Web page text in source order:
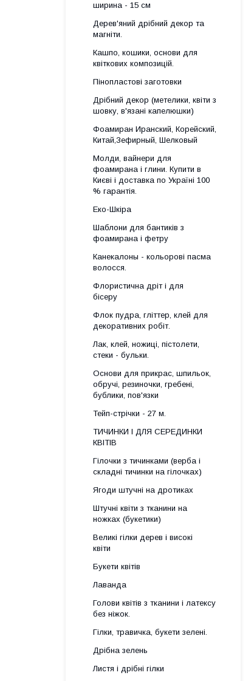
ширина - 15 см
Дерев'яний дрібний декор та
магніти.
Кашпо, кошики, основи для
квіткових композицій.
Пінопластові заготовки
Дрібний декор (метелики, квіти з
шовку, в'язані капелюшки)
Фоамиран Иранский, Корейский,
Китай,Зефирный, Шелковый
Молди, вайнери для
фоамирана і глини. Купити в
Києві і доставка по Україні 100
% гарантія.
Еко-Шкіра
Шаблони для бантиків з
фоамирана і фетру
Канекалоны - кольорові пасма
волосся.
Флористична дріт і для
бісеру
Флок пудра, гліттер, клей для
декоративних робіт.
Лак, клей, ножиці, пістолети,
стеки - бульки.
Основи для прикрас, шпильок,
обручі, резиночки, гребені,
бублики, пов'язки
Тейп-стрічки - 27 м.
ТИЧИНКИ І ДЛЯ СЕРЕДИНКИ
КВІТІВ
Гілочки з тичинками (верба і
складні тичинки на гілочках)
Ягоди штучні на дротиках
Штучні квіти з тканини на
ножках (букетики)
Великі гілки дерев і високі
квіти
Букети квітів
Лаванда
Голови квітів з тканини і латексу
без ніжок.
Гілки, травичка, букети зелені.
Дрібна зелень
Листя і дрібні гілки